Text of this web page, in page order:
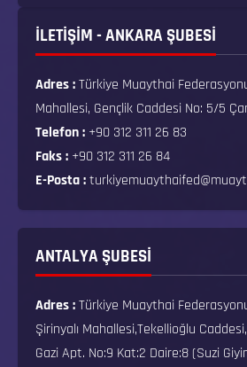
İLETİŞİM - ANKARA ŞUBESİ
Adres :Türkiye Muaythai
Mahallesi, Gençlik Caddesi No: 5/5
Telefon : +90 312 311 26 83
Faks : +90 312 311 26 84
E-Posta :
ANTALYA ŞUBESİ
Adres :Türkiye Muaythai
Şirinyalı Mahallesi,Tekellioğlu Caddesi,
Gazi Apt. No:9 Kat:2 Daire:8 (Suzi